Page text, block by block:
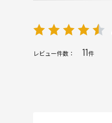
レビュー件数： 11件